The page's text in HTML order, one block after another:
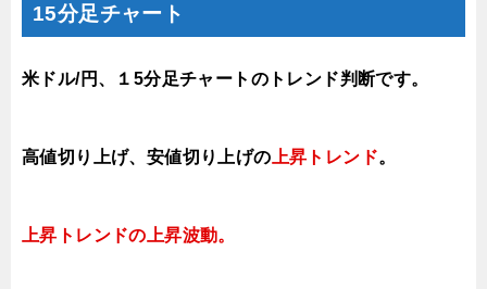
15分足チャート
米ドル/円、１5分足チャートのトレンド判断です。
高値切り上げ、安値切り上げの 上昇トレンド。
上昇トレンドの上昇波動。